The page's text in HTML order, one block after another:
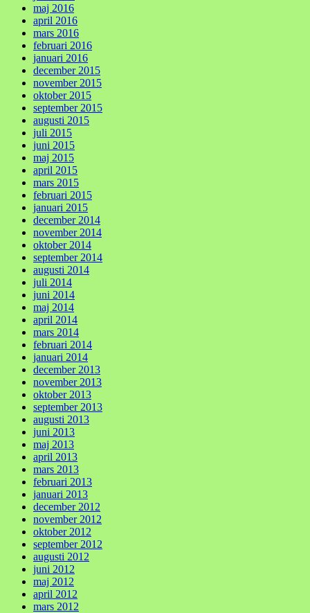
maj 2016
april 2016
mars 2016
februari 2016
januari 2016
december 2015
november 2015
oktober 2015
september 2015
augusti 2015
juli 2015
juni 2015
maj 2015
april 2015
mars 2015
februari 2015
januari 2015
december 2014
november 2014
oktober 2014
september 2014
augusti 2014
juli 2014
juni 2014
maj 2014
april 2014
mars 2014
februari 2014
januari 2014
december 2013
november 2013
oktober 2013
september 2013
augusti 2013
juni 2013
maj 2013
april 2013
mars 2013
februari 2013
januari 2013
december 2012
november 2012
oktober 2012
september 2012
augusti 2012
juni 2012
maj 2012
april 2012
mars 2012